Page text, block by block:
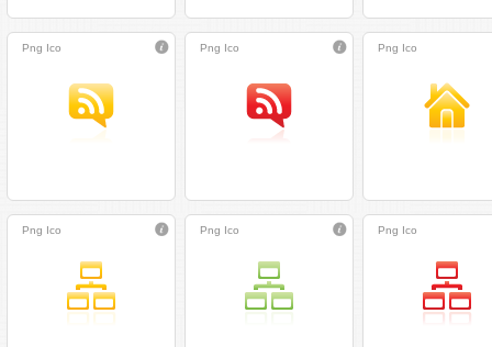
Png Ico Png Ico Png Ico
Png Ico Png Ico Png Ico